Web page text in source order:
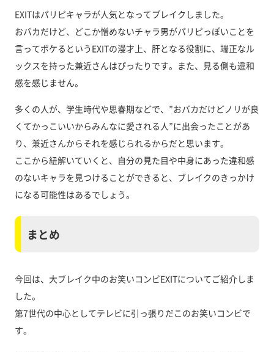
EXITはパリピキャラが人気となってブレイクしました。
おバカだけど、どこか憎めないチャラ男がパリピっぽいことを
言ってボケるというEXITの漫才上、肝となる役割に、端正なル
ックスを持った兼近さんはぴったりです。また、見る側も違和
感を感じません。
多くの人が、学生時代や思春期などで、”おバカだけどノリが良
くてかっこいいからみんなに愛される人”に出会ったことがあ
り、兼近さんからそれを感じられるからだと思います。
ここから紐解いていくと、自分の見た目や中身にあった違和感
のないキャラを見つけることができると、ブレイクのきっかけ
になる可能性はあるでしょう。
まとめ
今回は、大ブレイク中のお笑いコンビEXITについてご紹介しま
した。
第7世代の中心としてテレビに引っ張りだこのお笑いコンビで
す。